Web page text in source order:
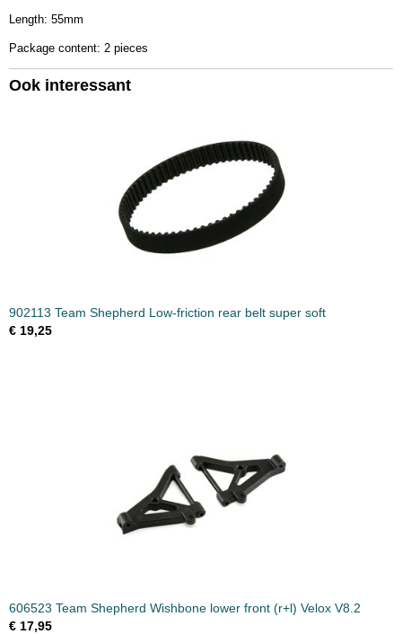
Length: 55mm
Package content: 2 pieces
Ook interessant
902113 Team Shepherd Low-friction rear belt super soft
€ 19,25
606523 Team Shepherd Wishbone lower front (r+l) Velox V8.2
€ 17,95